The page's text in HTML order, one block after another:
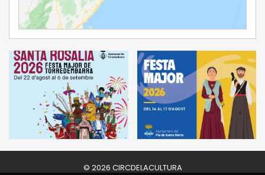
© 2026 CIRCDELACULTURA